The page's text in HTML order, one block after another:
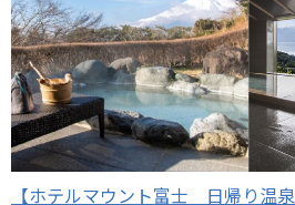
【ホテルマウント富士 日帰り温